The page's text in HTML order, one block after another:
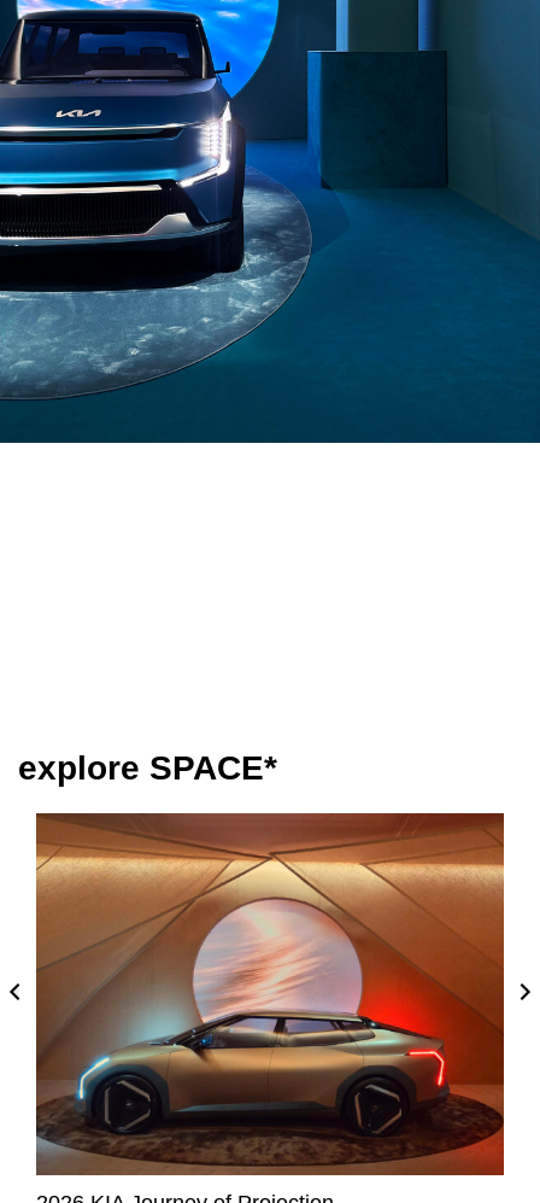
explore SPACE*